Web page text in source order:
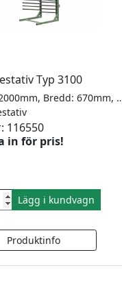
Typ 3100
Höjd: 2000mm, Bredd: 670mm, djup:
116550
in för pris!
Lägg i kundvagn